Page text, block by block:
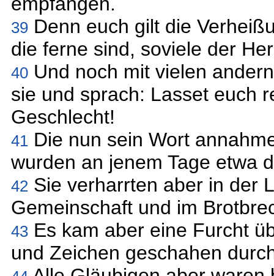
39 Denn euch gilt die
die ferne sind, soviele der
40 Und noch mit vielen
sie und sprach: Lasset euch
Geschlecht!
41 Die nun sein Wort
wurden an jenem Tage etwa
42 Sie verharrten aber in der
Gemeinschaft und im
43 Es kam aber eine Furcht
und Zeichen geschahen